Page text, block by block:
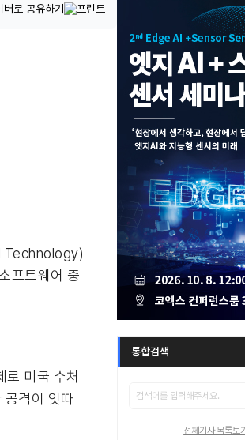
Technology)
프트웨어 중
미국 수처
격이 잇따
통합검색
전체기사 목록보